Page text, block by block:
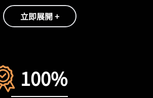
立即展開 +
100%